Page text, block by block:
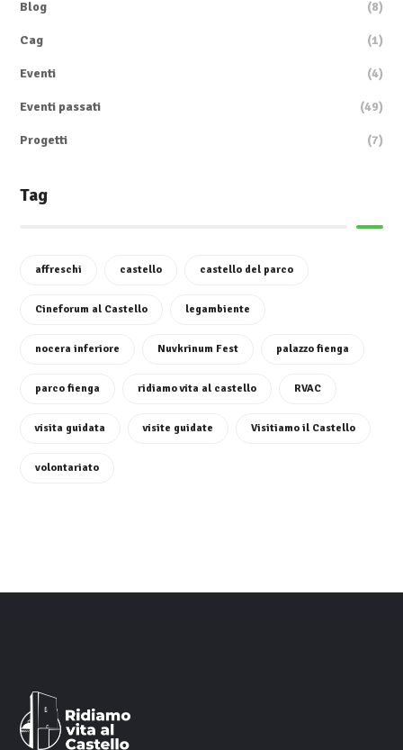
Blog (8)
Cag (1)
Eventi (4)
Eventi passati (49)
Progetti (7)
Tag
affreschi castello castello del parco
Cineforum al Castello legambiente
nocera inferiore Nuvkrinum Fest palazzo fienga
parco fienga ridiamo vita al castello RVAC
visita guidata visite guidate Visitiamo il Castello
volontariato